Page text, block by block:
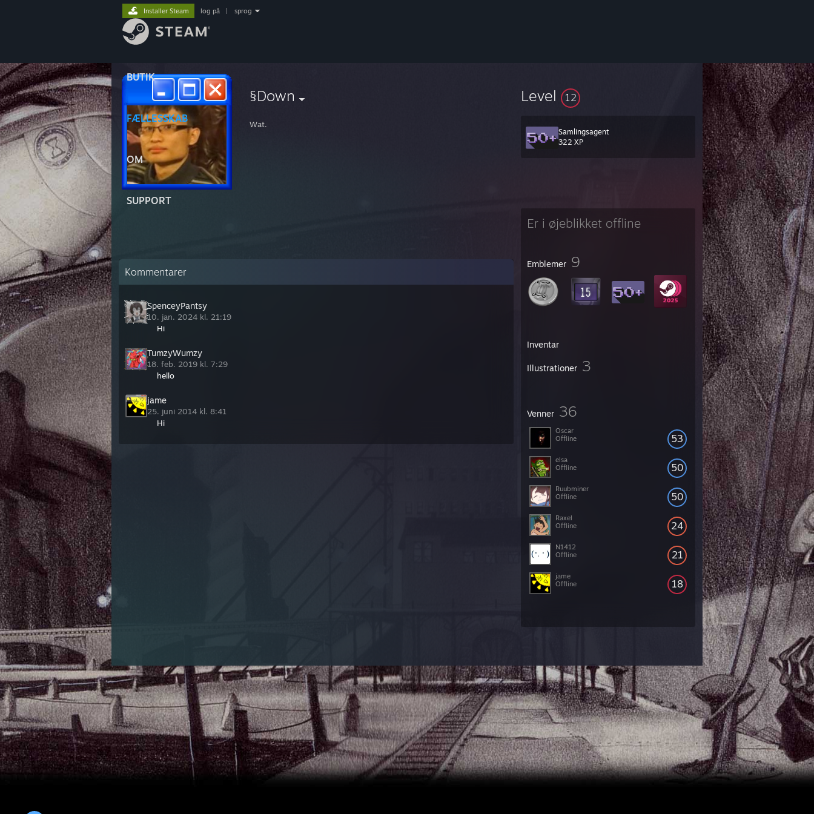
BUTIK
FÆLLESSKAB
OM
SUPPORT
Installer Steam log på sprog
§Down
Wat.
Level 12
Samlingsagent
322 XP
Er i øjeblikket offline
Emblemer 9
Inventar
Illustrationer 3
Venner 36
53
Oscar
Offline
50
elsa
Offline
50
Ruubminer
Offline
24
Raxel
Offline
21
N1412
Offline
18
jame
Offline
Kommentarer
SpenceyPantsy
10. jan. 2024 kl. 21:19
Hi
TumzyWumzy
18. feb. 2019 kl. 7:29
hello
jame
25. juni 2014 kl. 8:41
Hi